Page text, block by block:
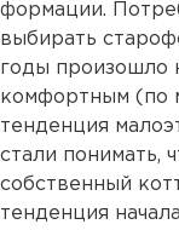
формации.
выбирать
годы произошло
комфортным (по
тенденция
стали понимать,
собственный
тенденция